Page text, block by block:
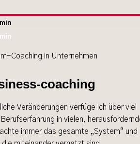
coaching
Veränderungen verfüge ich über viel
in vielen,
immer das gesamte „System“ und